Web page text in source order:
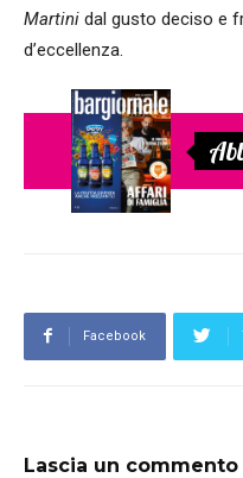
Martini dal gusto deciso e
d’eccellenza.
Facebook
Lascia un commento